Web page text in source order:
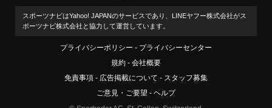
スポーツナビはYahoo! JAPANのサービスであり、LINEヤフー株式会社がス
ポーツナビ株式会社と協力して運営しています。
プライバシーポリシー
プライバシーセンター
規約
会社概要
免責事項
広告掲載について
スタッフ募集
ご意見・ご要望
ヘルプ